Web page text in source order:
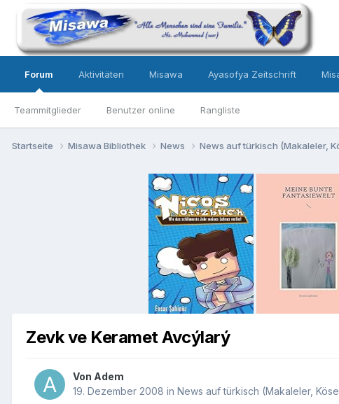
Forum
Teammitglieder Benutzer online Rangliste
Aktivitäten Misawa Ayasofya Zeitschrift
Startseite Misawa Bibliothek News News auf türkisch (Makaleler,
Zevk ve Keramet Avcýlarý
Von Adem
19. Dezember 2008 in News auf türkisch (Makaleler,